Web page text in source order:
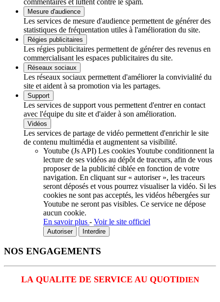
commentaires et luttent contre le spam.
Mesure d'audience
Les services de mesure d'audience permettent de générer des
statistiques de fréquentation utiles à l'amélioration du site.
Régies publicitaires
Les régies publicitaires permettent de générer des revenus en
commercialisant les espaces publicitaires du site.
Réseaux sociaux
Les réseaux sociaux permettent d'améliorer la convivialité du
site et aident à sa promotion via les partages.
Support
Les services de support vous permettent d'entrer en contact
avec l'équipe du site et d'aider à son amélioration.
Vidéos
Les services de partage de vidéo permettent d'enrichir le site
de contenu multimédia et augmentent sa visibilité.
Youtube (Js API) Les cookies Youtube conditionnent la
lecture de ses vidéos au dépôt de traceurs, afin de vous
proposer de la publicité ciblée en fonction de votre
navigation. En cliquant sur « autoriser », les traceurs
seront déposés et vous pourrez visualiser la vidéo. Si les
cookies ne sont pas acceptés, les vidéos hébergées sur
Youtube ne seront pas visibles. Ce service ne dépose
aucun cookie.
En savoir plus - Voir le site officiel
Autoriser Interdire
NOS ENGAGEMENTS
LA QUALITE DE SERVICE AU QUOTIDIEN